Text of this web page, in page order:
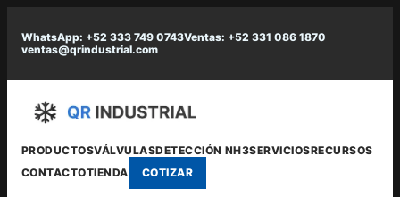
WhatsApp: +52 333 749 0743Ventas: +52 331 086 1870
ventas@qrindustrial.com
PRODUCTOSVÁLVULASDETECCIÓN NH3SERVICIOSRECURSOS
CONTACTOTIENDA COTIZAR